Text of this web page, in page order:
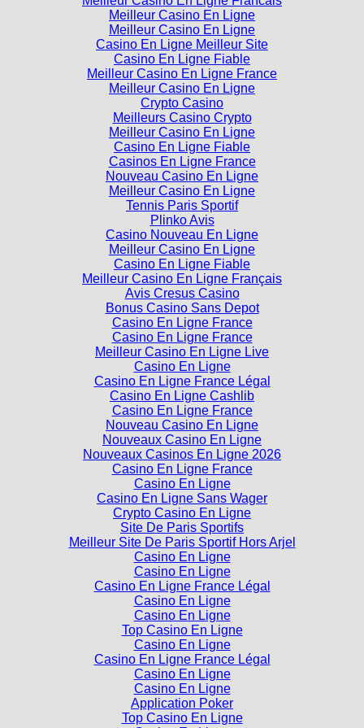
Meilleur Casino En Ligne
Meilleur Casino En Ligne
Casino En Ligne Meilleur Site
Casino En Ligne Fiable
Meilleur Casino En Ligne France
Meilleur Casino En Ligne
Crypto Casino
Meilleurs Casino Crypto
Meilleur Casino En Ligne
Casino En Ligne Fiable
Casinos En Ligne France
Nouveau Casino En Ligne
Meilleur Casino En Ligne
Tennis Paris Sportif
Plinko Avis
Casino Nouveau En Ligne
Meilleur Casino En Ligne
Casino En Ligne Fiable
Meilleur Casino En Ligne Français
Avis Cresus Casino
Bonus Casino Sans Depot
Casino En Ligne France
Casino En Ligne France
Meilleur Casino En Ligne Live
Casino En Ligne
Casino En Ligne France Légal
Casino En Ligne Cashlib
Casino En Ligne France
Nouveau Casino En Ligne
Nouveaux Casino En Ligne
Nouveaux Casinos En Ligne 2026
Casino En Ligne France
Casino En Ligne
Casino En Ligne Sans Wager
Crypto Casino En Ligne
Site De Paris Sportifs
Meilleur Site De Paris Sportif Hors Arjel
Casino En Ligne
Casino En Ligne
Casino En Ligne France Légal
Casino En Ligne
Casino En Ligne
Top Casino En Ligne
Casino En Ligne
Casino En Ligne France Légal
Casino En Ligne
Casino En Ligne
Application Poker
Top Casino En Ligne